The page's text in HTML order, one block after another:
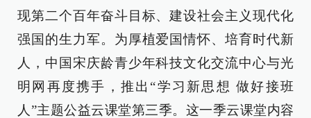
现第二个百年奋斗目标、建设社会主义现代化
强国的生力军。为厚植爱国情怀、培育时代新
人，中国宋庆龄青少年科技文化交流中心与光
明网再度携手，推出“学习新思想 做好接班
人”主题公益云课堂第三季。这一季云课堂内容